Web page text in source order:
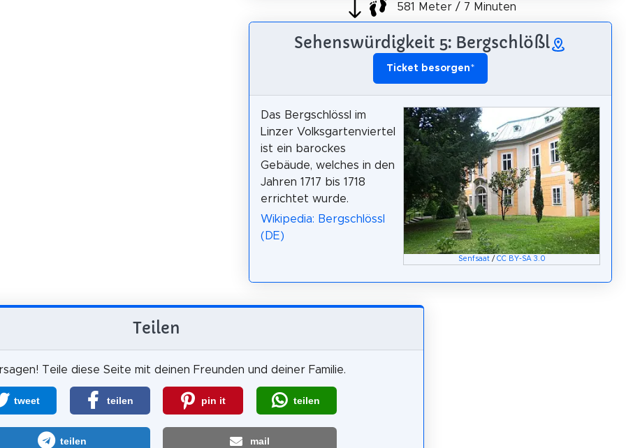
581 Meter / 7 Minuten
Sehenswürdigkeit 5: Bergschlößl
Ticket besorgen*
Senfsaat/ CC BY-SA 3.0
Das Bergschlössl im
Linzer Volksgartenviertel
ist ein barockes
Gebäude, welches in den
Jahren 1717 bis 1718
errichtet wurde.
Wikipedia: Bergschlössl
(DE)
Teilen
Teile diese Seite mit deinen Freunden und deiner Familie.
tweet teilen pin it teilen
teilen mail